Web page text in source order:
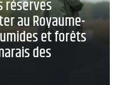
réserves
au Royaume-
et forêts
des